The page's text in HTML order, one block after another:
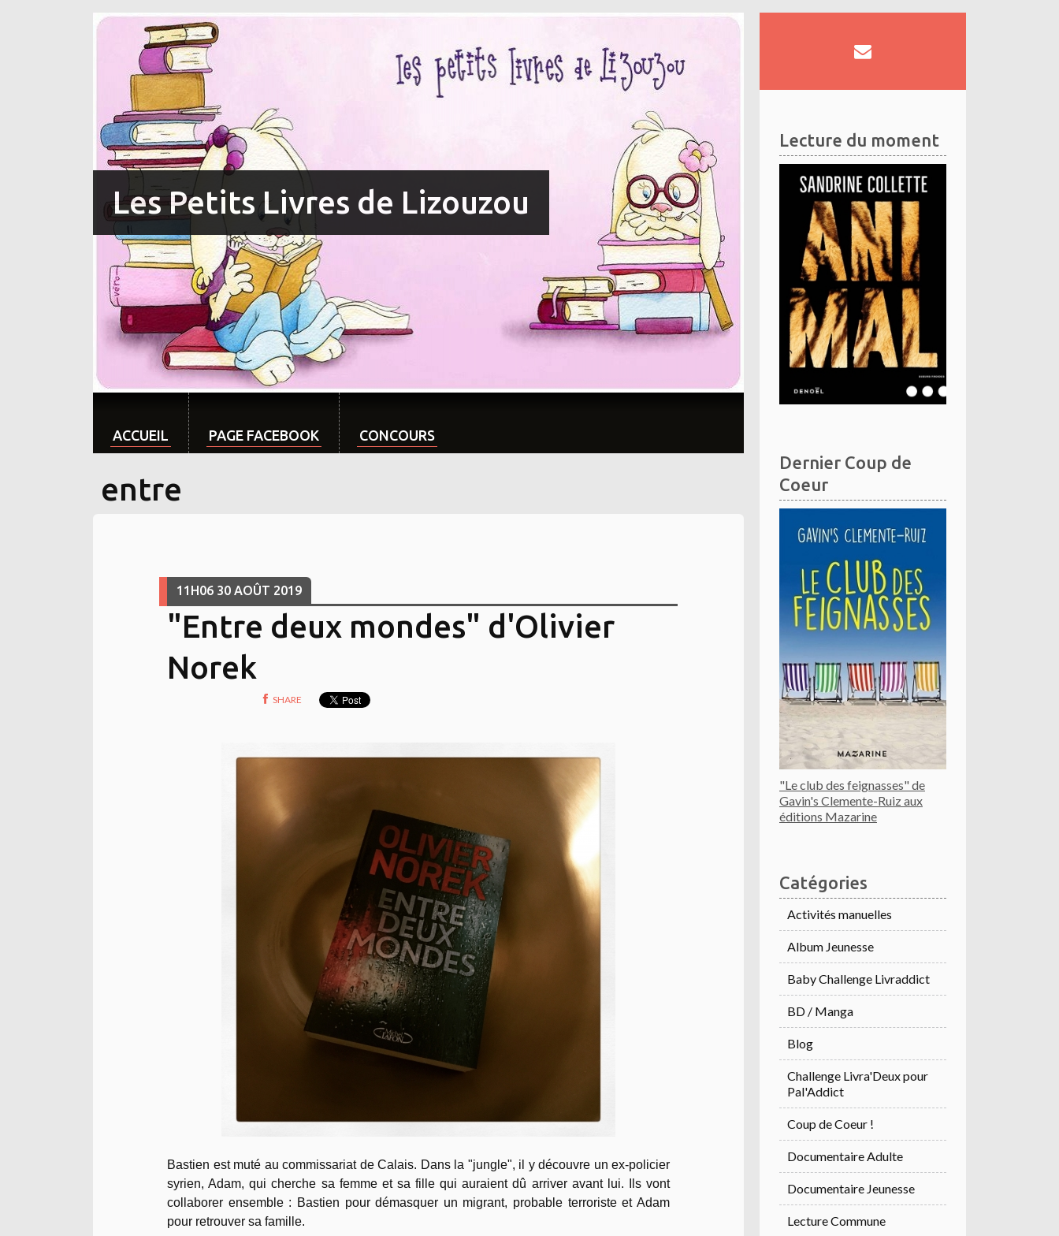
Les Petits Livres de Lizouzou
ACCUEIL PAGE FACEBOOK CONCOURS
entre
11H06 30 AOÛT 2019
"Entre deux mondes" d'Olivier
Norek
SHARE
Bastien est muté au commissariat de Calais. Dans la "jungle", il y découvre un ex-policier
syrien, Adam, qui cherche sa femme et sa fille qui auraient dû arriver avant lui. Ils vont
collaborer ensemble : Bastien pour démasquer un migrant, probable terroriste et Adam
pour retrouver sa famille.
Lecture du moment
Dernier Coup de
Coeur
"Le club des feignasses" de
Gavin's Clemente-Ruiz aux
éditions Mazarine
Catégories
Activités manuelles
Album Jeunesse
Baby Challenge Livraddict
BD / Manga
Blog
Challenge Livra'Deux pour
Pal'Addict
Coup de Coeur !
Documentaire Adulte
Documentaire Jeunesse
Lecture Commune